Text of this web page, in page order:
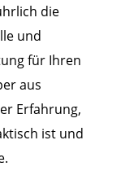
die
und
für Ihren
aus
Erfahrung,
ist und